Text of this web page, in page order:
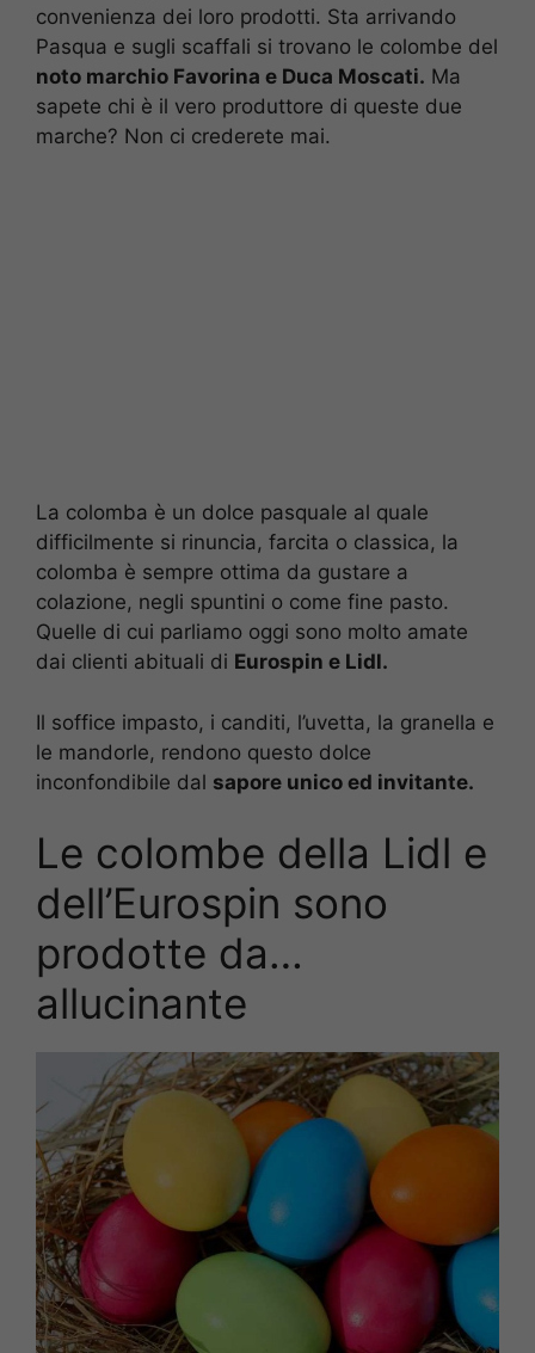
convenienza dei loro prodotti. Sta arrivando
Pasqua e sugli scaffali si trovano le colombe del
noto marchio Favorina e Duca Moscati. Ma
sapete chi è il vero produttore di queste due
marche? Non ci crederete mai.
La colomba è un dolce pasquale al quale
difficilmente si rinuncia, farcita o classica, la
colomba è sempre ottima da gustare a
colazione, negli spuntini o come fine pasto.
Quelle di cui parliamo oggi sono molto amate
dai clienti abituali di Eurospin e Lidl.
Il soffice impasto, i canditi, l’uvetta, la granella e
le mandorle, rendono questo dolce
inconfondibile dal sapore unico ed invitante.
Le colombe della Lidl e
dell’Eurospin sono
prodotte da…
allucinante